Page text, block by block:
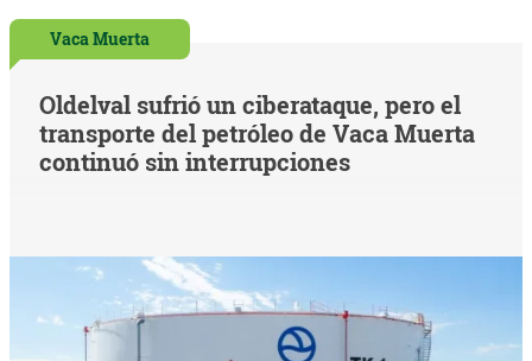
Vaca Muerta
Oldelval sufrió un ciberataque, pero el
transporte del petróleo de Vaca Muerta
continuó sin interrupciones